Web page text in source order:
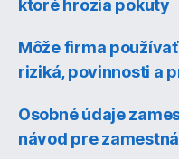
ktoré hrozia pokuty
Môže firma
riziká, povinnosti a
Osobné údaje
návod pre